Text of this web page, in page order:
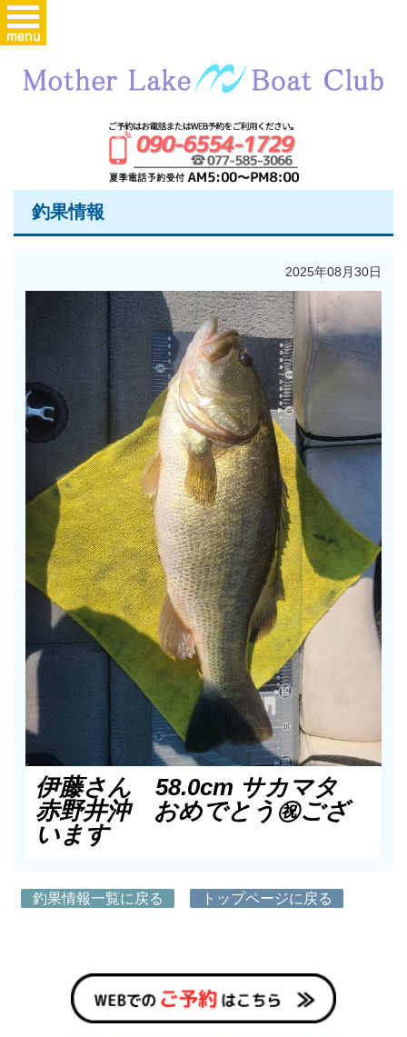
釣果情報
2025年08月30日
伊藤さん 58.0cm サカマタ
赤野井沖 おめでとう㊗️ござ
います
釣果情報一覧に戻る トップページに戻る